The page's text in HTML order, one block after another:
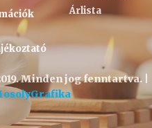
Árlista
Minden jog fenntartva. |